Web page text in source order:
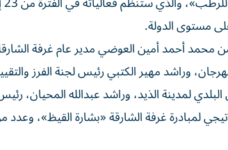
مستوى الدولة.
أحمد أمين العوضي مدير عام غرفة
وراشد مهير الكتبي رئيس لجنة الفرز
لمدينة الذيد، وراشد عبدالله المحيان،
لمبادرة غرفة الشارقة «بشارة القيظ»، وعدد